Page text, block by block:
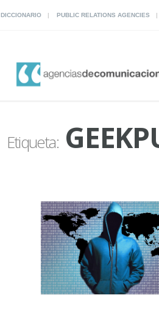
DICCIONARIO PUBLIC RELATIONS AGENCIES
Etiqueta: